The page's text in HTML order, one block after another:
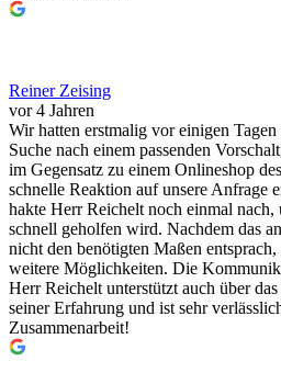
Reiner Zeising
vor 4 Jahren
Wir hatten erstmalig vor einigen
Suche nach einem passenden
im Gegensatz zu einem Onlineshop
schnelle Reaktion auf unsere Anfrage
hakte Herr Reichelt noch einmal nach,
schnell geholfen wird. Nachdem das
nicht den benötigten Maßen
weitere Möglichkeiten. Die
Herr Reichelt unterstützt auch über
seiner Erfahrung und ist sehr
Zusammenarbeit!